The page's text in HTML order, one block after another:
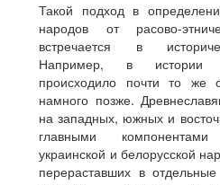
Такой подход в
народов от расово-
встречается в
Например, в истории
происходило почти то
намного позже.
на западных, южных и
главными
украинской и белорусской
перераставших в